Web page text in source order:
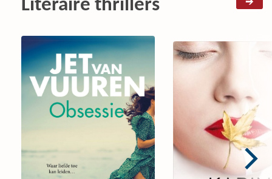
Literaire thrillers